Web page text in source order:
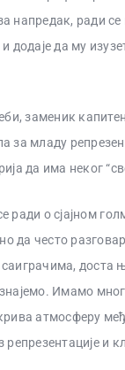
напредак, ради
додаје да му
заменик
за младу
да има неког
ради о сјајном
да често
доста
Имамо
атмосферу
и